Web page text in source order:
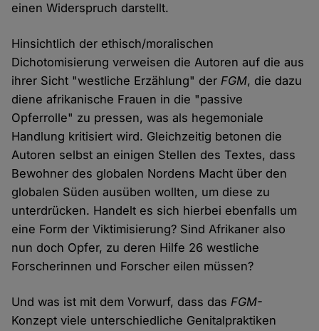
einen Widerspruch darstellt.
Hinsichtlich der ethisch/moralischen
Dichotomisierung verweisen die Autoren auf die aus
ihrer Sicht "westliche Erzählung" derFGM, die dazu
diene afrikanische Frauen in die "passive
Opferrolle" zu pressen, was als hegemoniale
Handlung kritisiert wird. Gleichzeitig betonen die
Autoren selbst an einigen Stellen des Textes, dass
Bewohner des globalen Nordens Macht über den
globalen Süden ausüben wollten, um diese zu
unterdrücken. Handelt es sich hierbei ebenfalls um
eine Form der Viktimisierung? Sind Afrikaner also
nun doch Opfer, zu deren Hilfe 26 westliche
Forscherinnen und Forscher eilen müssen?
Und was ist mit dem Vorwurf, dass dasFGM-
Konzept viele unterschiedliche Genitalpraktiken